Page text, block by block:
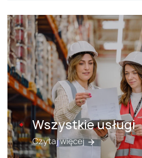
Wszystkie usługi
Czytaj więcej